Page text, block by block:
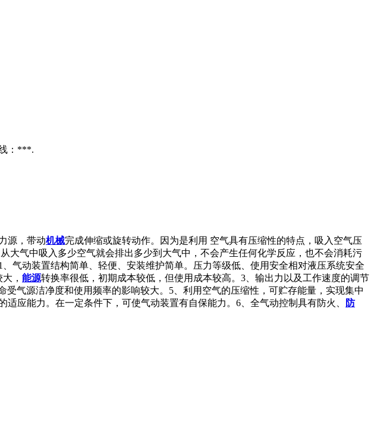
：***.
源，带动机械完成伸缩或旋转动作。因为是利用 空气具有压缩性的特点，吸入空气压
大气中吸入多少空气就会排出多少到大气中，不会产生任何化学反应，也不会消耗污
、气动装置结构简单、轻便、安装维护简单。压力等级低、使用安全相对液压系统安全
， 能源转换率很低，初期成本较低，但使用成本较高。3、输出力以及工作速度的调节
气源洁净度和使用频率的影响较大。5、利用空气的压缩性，可贮存能量，实现集中
应能力。在一定条件下，可使气动装置有自保能力。6、全气动控制具有防火、
防